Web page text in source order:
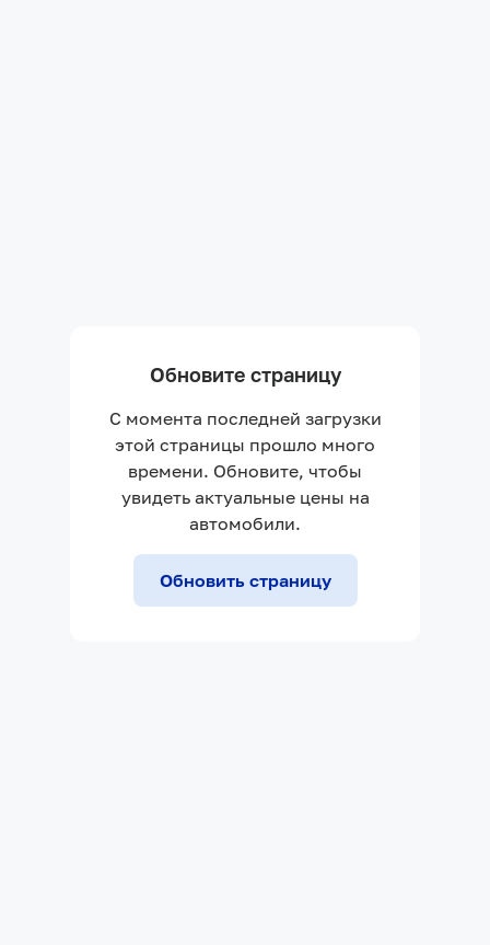
Обновите страницу
С момента последней загрузки
этой страницы прошло много
времени. Обновите, чтобы
увидеть актуальные цены на
автомобили.
Обновить страницу